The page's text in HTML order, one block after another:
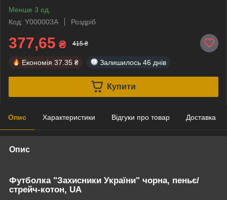
Менше 3 од.
Код: Y000003A
Роздріб
377,65 ₴ 415 ₴
Економія 37.35 ₴ Залишилось 46 днів
Купити
Опис Характеристики Відгуки про товар Доставка
Опис
Футболка "Захисники України" чорна, пеньє/
стрейч-котон, UA